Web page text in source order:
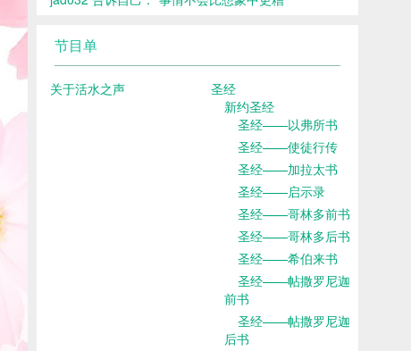
节目单
关于活水之声
圣经
新约圣经
圣经——以弗所书
圣经——使徒行传
圣经——加拉太书
圣经——启示录
圣经——哥林多前书
圣经——哥林多后书
圣经——希伯来书
圣经——帖撒罗尼迦
前书
圣经——帖撒罗尼迦
后书